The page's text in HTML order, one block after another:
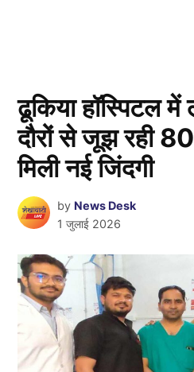
ढूकिया हॉस्पिटल में
दौरों से जूझ रही 80
मिली नई जिंदगी
by News Desk
1 जुलाई 2026